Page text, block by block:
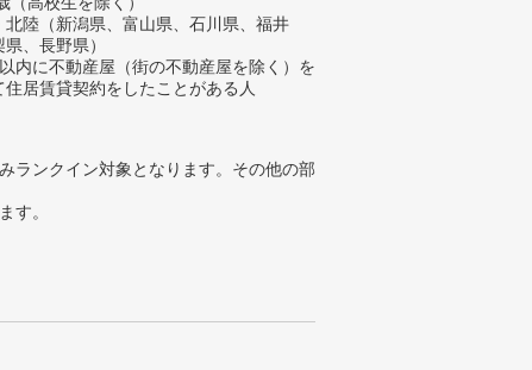
北陸（新潟県、富山県、石川県、福井
、長野県）
内に不動産屋（街の不動産屋を除く）を
住居賃貸契約をしたことがある人
ランクイン対象となります。その他の部
す。